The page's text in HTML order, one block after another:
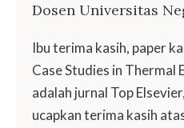
Dosen Universitas
Ibu terima kasih, paper
Case Studies in Thermal
adalah jurnal Top
ucapkan terima kasih